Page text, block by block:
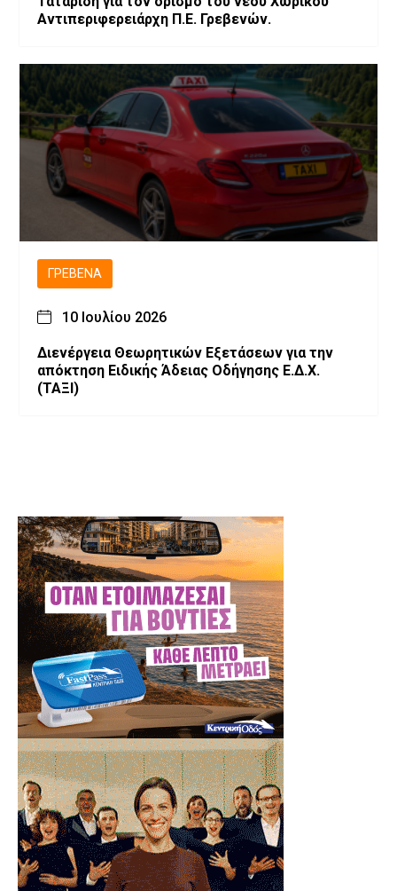
Αντιπεριφερειάρχη Π.Ε. Γρεβενών.
ΓΡΕΒΕΝΆ
10 Ιουλίου 2026
Διενέργεια Θεωρητικών Εξετάσεων για την
απόκτηση Ειδικής Άδειας Οδήγησης Ε.Δ.Χ.
(ΤΑΞΙ)